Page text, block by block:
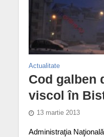
Actualitate
Cod galben
viscol în
13 martie 2013
Administraţia